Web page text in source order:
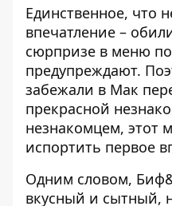
Единственное, что
впечатление –
сюрпризе в меню
предупреждают.
забежали в Мак
прекрасной
незнакомцем, этот
испортить первое
Одним словом,
вкусный и сытный,